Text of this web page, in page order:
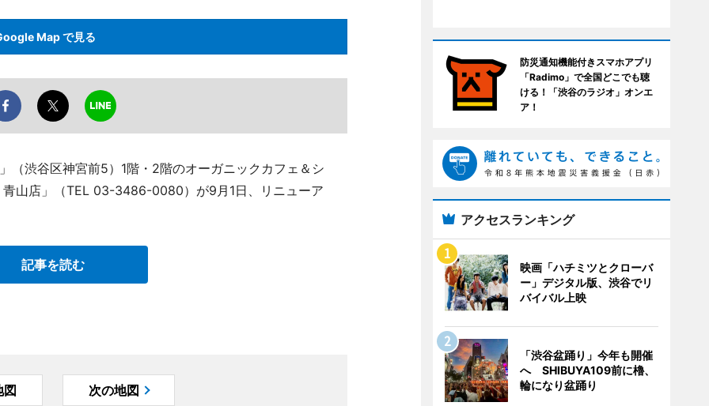
Map で見る
（渋谷区神宮前5）1階・2階のオーガニックカフェ＆シ
山店」（TEL 03-3486-0080）が9月1日、リニューア
記事を読む
図 次の地図
防災通知機能付きスマホアプリ
「Radimo」で全国どこでも聴
ける！「渋谷のラジオ」オンエ
ア！
アクセスランキング
映画「ハチミツとクローバ
ー」デジタル版、渋谷でリ
バイバル上映
「渋谷盆踊り」今年も開催
へ SHIBUYA109前に櫓、
輪になり盆踊り